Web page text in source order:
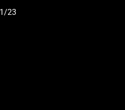
23